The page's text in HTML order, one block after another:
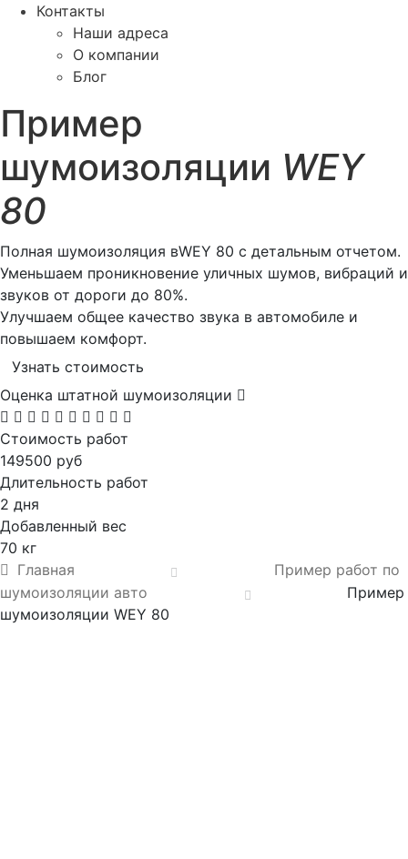
Контакты
Наши адреса
О компании
Блог
Пример
шумоизоляции WEY
80
Полная шумоизоляция вWEY 80 с детальным отчетом.
Уменьшаем проникновение уличных шумов, вибраций и
звуков от дороги до 80%.
Улучшаем общее качество звука в автомобиле и
повышаем комфорт.
Узнать стоимость
Оценка штатной шумоизоляции
Стоимость работ
149500 руб
Длительность работ
2 дня
Добавленный вес
70 кг
Главная
Пример работ по
шумоизоляции авто
Пример
шумоизоляции WEY 80